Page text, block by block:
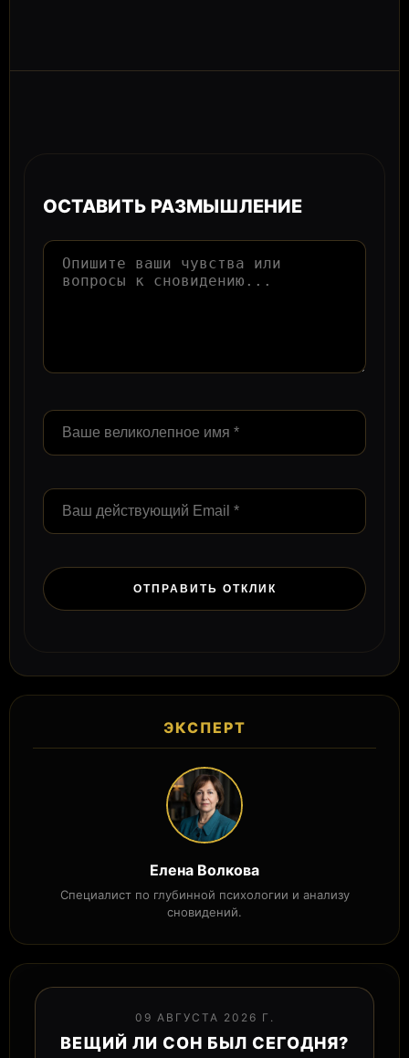
ОСТАВИТЬ РАЗМЫШЛЕНИЕ
ЭКСПЕРТ
Елена Волкова
Специалист по глубинной психологии и анализу
сновидений.
09 АВГУСТА 2026 Г.
ВЕЩИЙ ЛИ СОН БЫЛ СЕГОДНЯ?